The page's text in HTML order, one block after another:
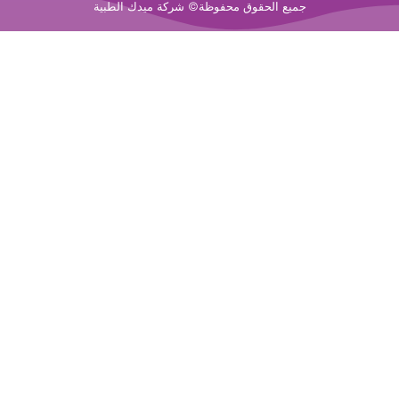
جميع الحقوق محفوظة© شركة ميدك الطبية